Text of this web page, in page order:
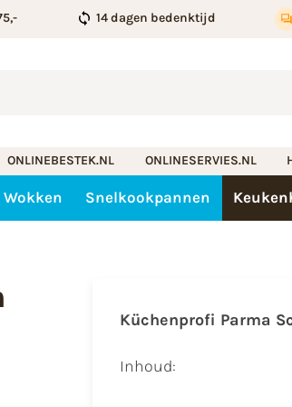
14 dagen bedenktijd
ONLINEBESTEK.NL ONLINESERVIES.NL
Wokken Snelkookpannen
Küchenprofi Parma
Inhoud: